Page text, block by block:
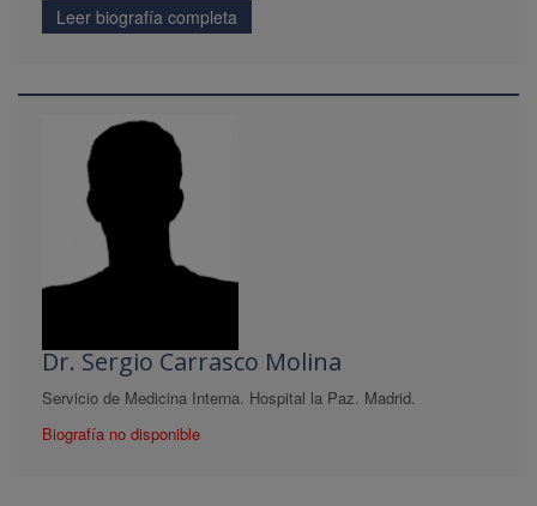
Leer biografía completa
Dr. Sergio Carrasco Molina
Servicio de Medicina Interna. Hospital la Paz. Madrid.
Biografía no disponible